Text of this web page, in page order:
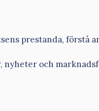
prestanda, förstå
nyheter och